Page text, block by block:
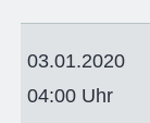
03.01.2020
04:00 Uhr